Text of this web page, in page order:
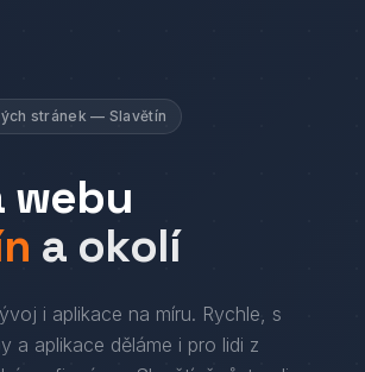
stránek — Slavětín
webu
a okolí
i aplikace na míru. Rychle, s
a aplikace děláme i pro lidi z